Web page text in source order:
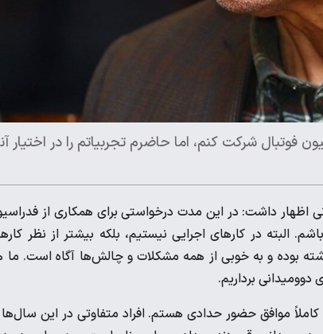
شرکت کنم، اما حاضرم تجربیاتم را در اختیار
اظهار داشت: در این مدت درخواستی برای همکاری از
در کارهای اجرایی نیستیم، بلکه بیشتر از نظر
بوده و به خوبی از همه مشکلات و چالش‌ها آگاه است. ما
برداریم.
موافق حضور حدادی هستم. افراد متفاوتی در این سال‌ها